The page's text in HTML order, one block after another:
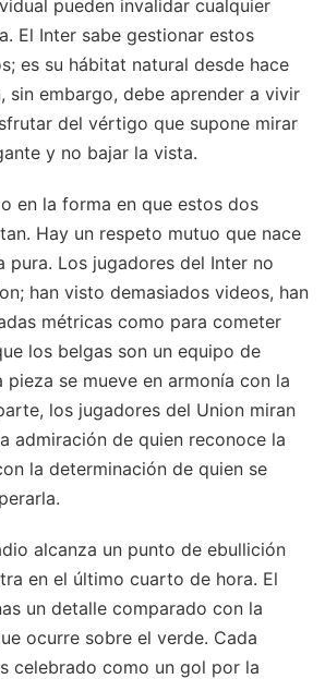
pueden invalidar cualquier
El Inter sabe gestionar estos
es su hábitat natural desde hace
sin embargo, debe aprender a vivir
del vértigo que supone mirar
y no bajar la vista.
en la forma en que estos dos
Hay un respeto mutuo que nace
pura. Los jugadores del Inter no
han visto demasiados videos, han
métricas como para cometer
los belgas son un equipo de
se mueve en armonía con la
los jugadores del Union miran
admiración de quien reconoce la
la determinación de quien se
alcanza un punto de ebullición
en el último cuarto de hora. El
un detalle comparado con la
ocurre sobre el verde. Cada
celebrado como un gol por la